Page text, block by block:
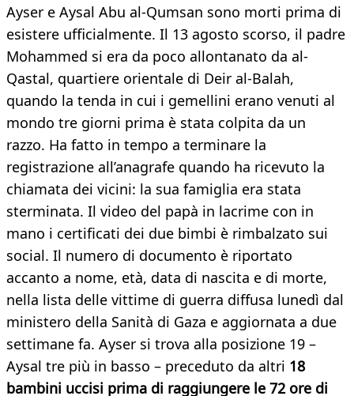
Ayser e Aysal Abu al-Qumsan sono morti prima di
esistere ufficialmente. Il 13 agosto scorso, il padre
Mohammed si era da poco allontanato da al-
Qastal, quartiere orientale di Deir al-Balah,
quando la tenda in cui i gemellini erano venuti al
mondo tre giorni prima è stata colpita da un
razzo. Ha fatto in tempo a terminare la
registrazione all’anagrafe quando ha ricevuto la
chiamata dei vicini: la sua famiglia era stata
sterminata. Il video del papà in lacrime con in
mano i certificati dei due bimbi è rimbalzato sui
social. Il numero di documento è riportato
accanto a nome, età, data di nascita e di morte,
nella lista delle vittime di guerra diffusa lunedì dal
ministero della Sanità di Gaza e aggiornata a due
settimane fa. Ayser si trova alla posizione 19 –
Aysal tre più in basso – preceduto da altri 18
bambini uccisi prima di raggiungere le 72 ore di